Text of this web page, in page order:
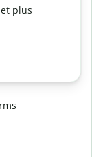
plus